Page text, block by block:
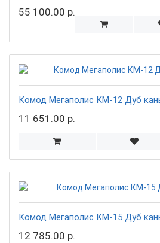
55 100.00 р.
Комод Мегаполис КМ-12 Дуб
11 651.00 р.
Комод Мегаполис КМ-15 Дуб
12 785.00 р.